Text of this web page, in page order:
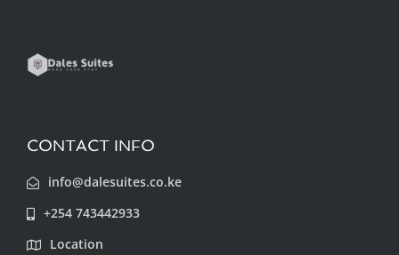
CONTACT INFO
info@dalesuites.co.ke
+254 743442933
Location